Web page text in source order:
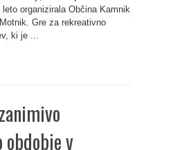
organizirala Občina Kamnik
Gre za rekreativno
ki je ...
obdobje v